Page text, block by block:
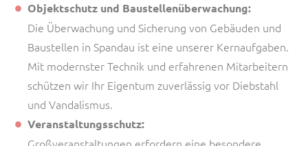
Objektschutz und Baustellenüberwachung:
Die Überwachung und Sicherung von Gebäuden und
Baustellen in Spandau ist eine unserer Kernaufgaben.
Mit modernster Technik und erfahrenen Mitarbeitern
schützen wir Ihr Eigentum zuverlässig vor Diebstahl
und Vandalismus.
Veranstaltungsschutz: